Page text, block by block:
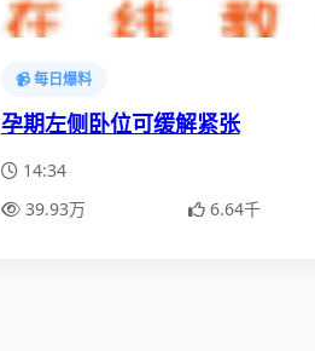
📹 每日爆料
孕期左侧卧位可缓解紧张
14:34
39.93万
6.64千